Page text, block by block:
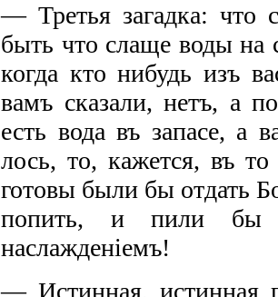
— Третья загадка: что
быть что слаще воды на
когда кто нибудь изъ
вамъ сказали, нетъ, а
есть вода въ запасе, а
лось, то, кажется, въ
готовы были бы отдать
попить, и пили
наслажденіемъ!
— Истинная, истинная